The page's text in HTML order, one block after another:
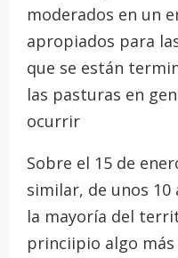
moderados en un
apropiados para
que se están
las pasturas en
ocurrir
Sobre el 15 de
similar, de unos 10
la mayoría del
princiipio algo